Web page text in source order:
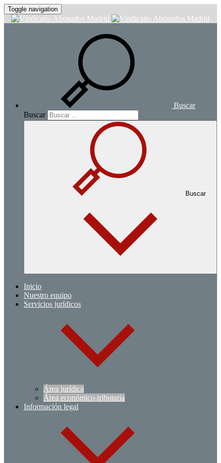
Toggle navigation
Buscar
Buscar
Buscar
Inicio
Nuestro equipo
Servicios jurídicos
Área jurídica
Área económico-tributaria
Información legal